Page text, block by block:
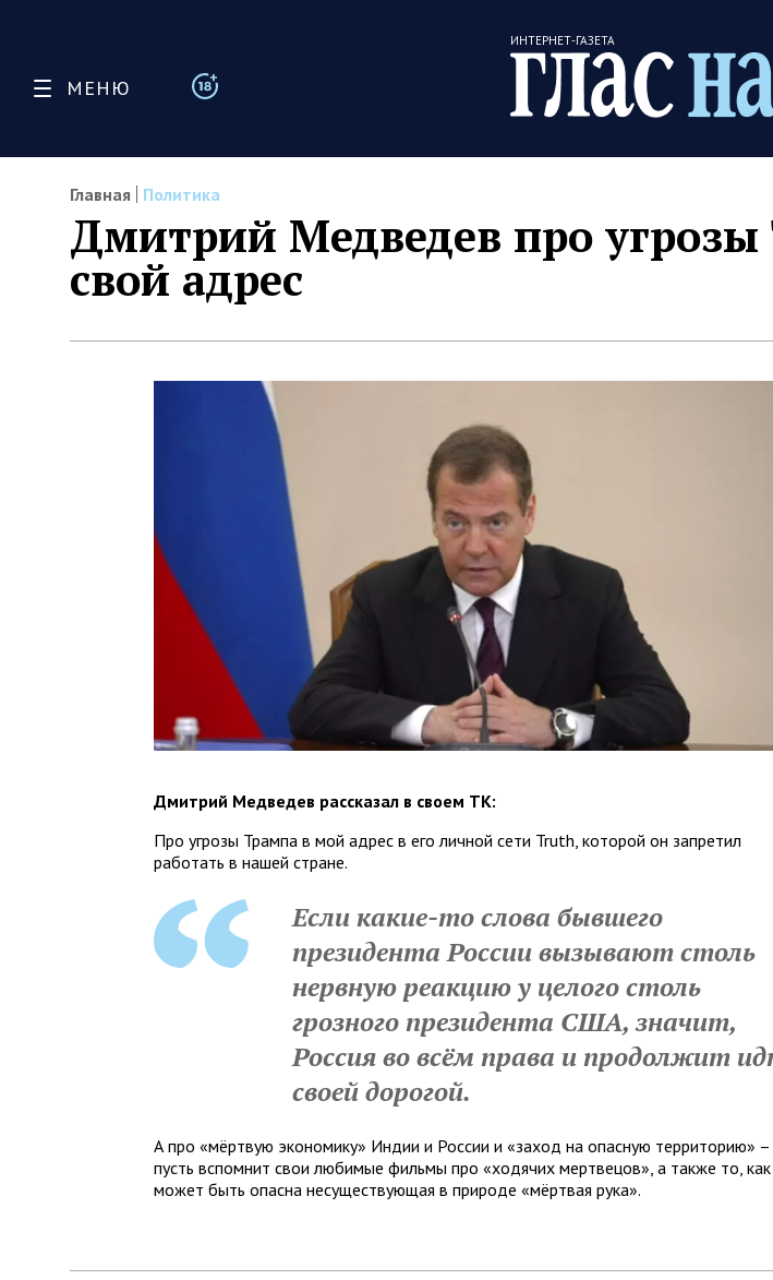
МЕНЮ
ИНТЕРНЕТ-ГАЗЕТА
Главная Политика
Дмитрий Медведев про угрозы
свой адрес
Дмитрий Медведев рассказал в своем ТК:
Про угрозы Трампа в мой адрес в его личной сети Truth, которой он запретил
работать в нашей стране.
Если какие-то слова бывшего
президента России вызывают столь
нервную реакцию у целого столь
грозного президента США, значит,
Россия во всём права и продолжит
своей дорогой.
А про «мёртвую экономику» Индии и России и «заход на опасную территорию» –
пусть вспомнит свои любимые фильмы про «ходячих мертвецов», а также то, как
может быть опасна несуществующая в природе «мёртвая рука».